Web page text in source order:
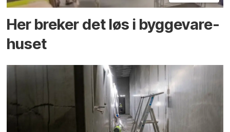
Her breker det løs i bygge­vare­
huset